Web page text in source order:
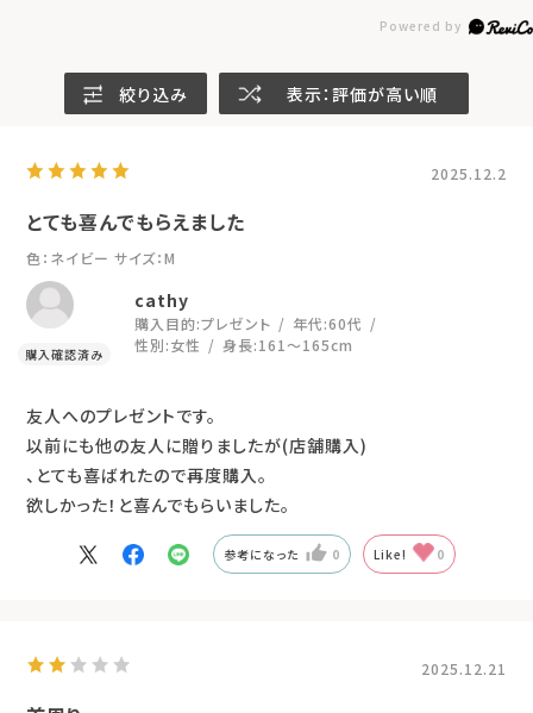
絞り込み 表示：評価が高い順
2025.12.2
とても喜んでもらえました
色：ネイビー サイズ：M
cathy
購入目的:プレゼント 年代:60代
性別:女性 身長:161～165cm
友人へのプレゼントです。
以前にも他の友人に贈りましたが(店舗購入)
、とても喜ばれたので再度購入。
欲しかった！と喜んでもらいました。
参考になった 0 Like! 0
2025.12.21